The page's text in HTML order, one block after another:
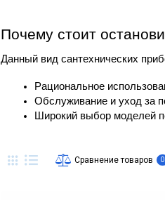
Почему стоит
Данный вид сантехнических
Рациональное
Обслуживание и уход за
Широкий выбор моделей
Сравнение товаров 0